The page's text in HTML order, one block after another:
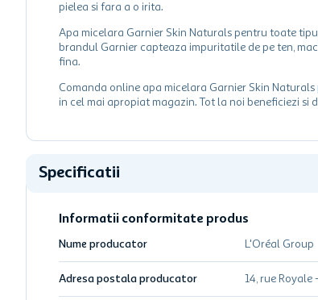
pielea si fara a o irita.
Apa micelara Garnier Skin Naturals pentru toate
brandul Garnier capteaza impuritatile de pe ten,
fina.
Comanda online apa micelara Garnier Skin
in cel mai apropiat magazin. Tot la noi beneficiezi si
Specificatii
Informatii conformitate produs
Nume producator L'Oréal Group
Adresa postala producator 14, rue Royale